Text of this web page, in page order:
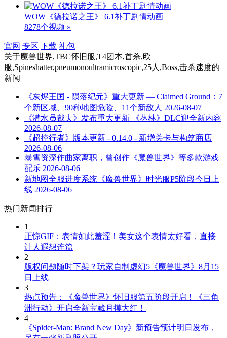
WOW《德拉诺之王》 6.1补丁剧情动画
8278个视频 »
官网 专区 下载 礼包
关于魔兽世界,TBC怀旧服,T4团本,首杀,欧
服,Spineshatter,pneumonoultramicroscopic,25人,Boss,击杀速度的
新闻
《灰烬王国 - 陨落纪元》重大更新 — Claimed Ground：7
个新区域、90种地图危险、11个新敌人 2026-08-07
《潜水员戴夫》发布重大更新 《丛林》DLC迎全新内容
2026-08-07
《超控行者》版本更新 - 0.14.0 - 新增关卡与构筑商店
2026-08-06
暴雪资深作曲家离职，曾创作《魔兽世界》等多款游戏
配乐 2026-08-06
新地图全服进度系统《魔兽世界》时光服P5阶段今日上
线 2026-08-06
热门新闻排行
1
正惊GIF：表情如此羞涩！美女这个表情太好看，直接
让人遐想连篇
2
版权问题随时下架？玩家自制虚幻5《魔兽世界》8月15
日上线
3
热点预告：《魔兽世界》怀旧服第五阶段开启！《三角
洲行动》开启全新宝藏月摸大红！
4
《Spider-Man: Brand New Day》新预告预计明日发布，